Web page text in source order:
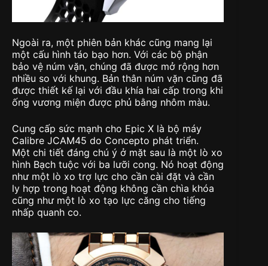
Ngoài ra, một phiên bản khác cũng mang lại
một cấu hình táo bạo hơn. Với các bộ phận
bảo vệ núm vặn, chúng đã được mở rộng hơn
nhiều so với khung. Bản thân núm vặn cũng đã
được thiết kế lại với đầu khía hai cấp trong khi
ống vương miện được phủ bằng nhôm màu.
Cung cấp sức mạnh cho Epic X là bộ máy
Calibre JCAM45 do Concepto phát triển.
Một chi tiết đáng chú ý ở mặt sau là một lò xo
hình Bạch tuộc với ba lưỡi cong. Nó hoạt động
như một lò xo trợ lực cho cần cài đặt và cần
ly hợp trong hoạt động không cần chìa khóa
cũng như một lò xo tạo lực căng cho tiếng
nhấp quanh co.